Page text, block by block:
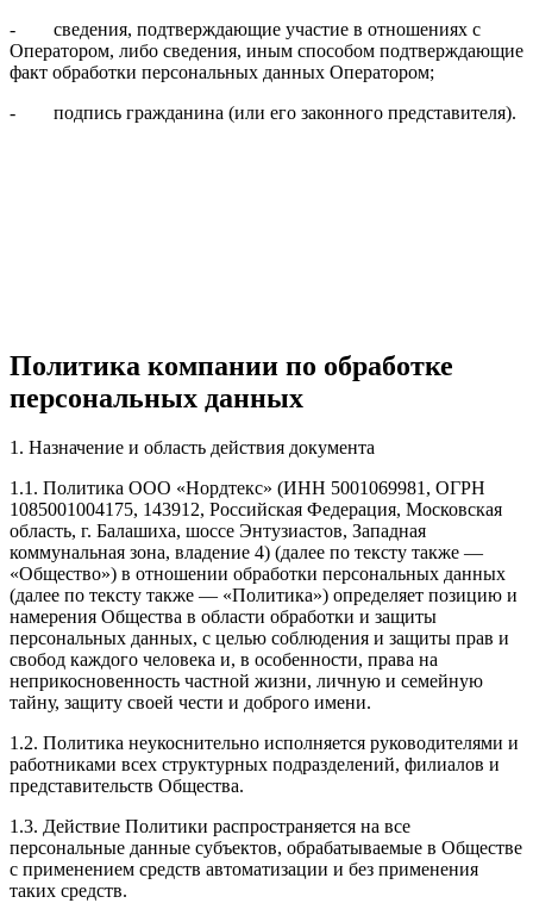
- сведения, подтверждающие участие в отношениях с
Оператором, либо сведения, иным способом подтверждающие
факт обработки персональных данных Оператором;
- подпись гражданина (или его законного представителя).
Политика компании по обработке
персональных данных
1. Назначение и область действия документа
1.1. Политика ООО «Нордтекс» (ИНН 5001069981, ОГРН
1085001004175, 143912, Российская Федерация, Московская
область, г. Балашиха, шоссе Энтузиастов, Западная
коммунальная зона, владение 4) (далее по тексту также —
«Общество») в отношении обработки персональных данных
(далее по тексту также — «Политика») определяет позицию и
намерения Общества в области обработки и защиты
персональных данных, с целью соблюдения и защиты прав и
свобод каждого человека и, в особенности, права на
неприкосновенность частной жизни, личную и семейную
тайну, защиту своей чести и доброго имени.
1.2. Политика неукоснительно исполняется руководителями и
работниками всех структурных подразделений, филиалов и
представительств Общества.
1.3. Действие Политики распространяется на все
персональные данные субъектов, обрабатываемые в Обществе
с применением средств автоматизации и без применения
таких средств.